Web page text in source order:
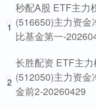
1
秒配A股 ETF主力
(516650)主力资
比基金第一-
2
长胜配资 ETF主
(512050)主力资金
金前2-20260429